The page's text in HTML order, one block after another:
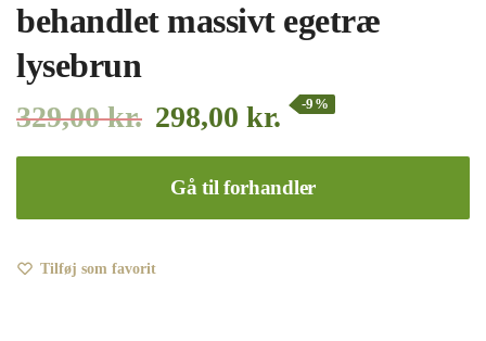
behandlet massivt egetræ
lysebrun
329,00kr. 298,00 kr. -9%
Gå til forhandler
Tilføj som favorit